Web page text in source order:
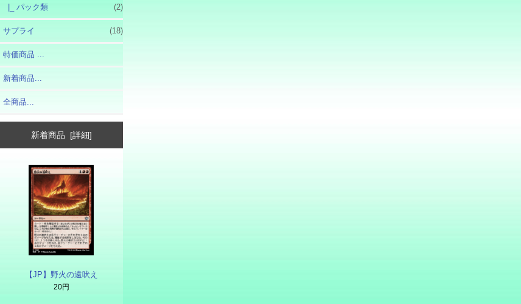
|_ パック類
(2)
サプライ (18)
特価商品 ...
新着商品...
全商品...
新着商品 [詳細]
【JP】野火の遠吠え
20円